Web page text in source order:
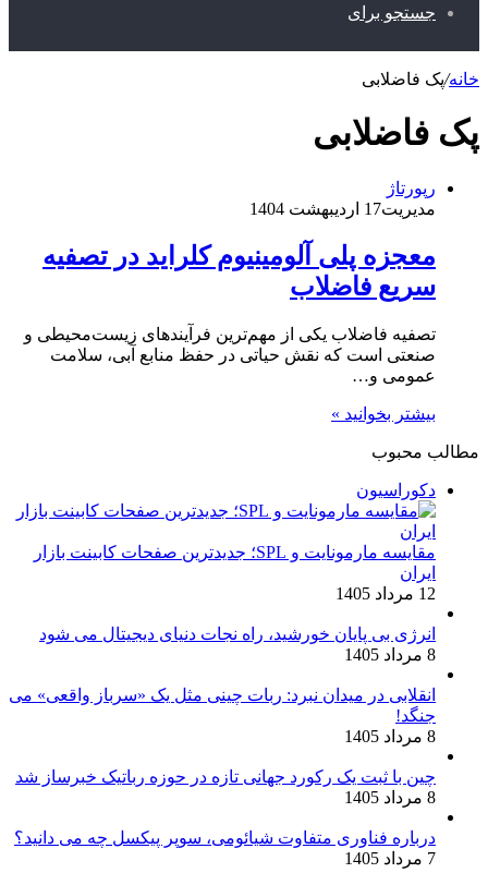
جستجو برای
خانه/پک فاضلابی
پک فاضلابی
رپورتاژ
مدیریت17 اردیبهشت 1404
معجزه پلی آلومینیوم کلراید در تصفیه
سریع فاضلاب
تصفیه فاضلاب یکی از مهم‌ترین فرآیندهای زیست‌محیطی و
صنعتی است که نقش حیاتی در حفظ منابع آبی، سلامت
عمومی و…
بیشتر بخوانید »
مطالب محبوب
دکوراسیون
مقایسه مارمونایت و SPL؛ جدیدترین صفحات کابینت بازار
ایران
12 مرداد 1405
انرژی بی‌ پایان خورشید، راه نجات دنیای دیجیتال می شود
8 مرداد 1405
انقلابی در میدان نبرد: ربات چینی مثل یک «سرباز واقعی» می‌
جنگد!
8 مرداد 1405
چین با ثبت یک رکورد جهانی تازه در حوزه رباتیک خبرساز شد
8 مرداد 1405
درباره فناوری متفاوت شیائومی، سوپر پیکسل چه می دانید؟
7 مرداد 1405